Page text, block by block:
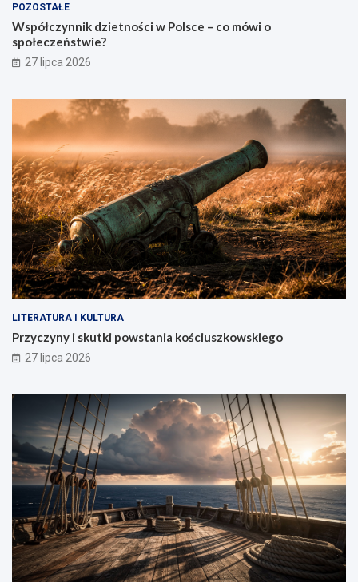
POZOSTAŁE
Współczynnik dzietności w Polsce – co mówi o
społeczeństwie?
27 lipca 2026
LITERATURA I KULTURA
Przyczyny i skutki powstania kościuszkowskiego
27 lipca 2026